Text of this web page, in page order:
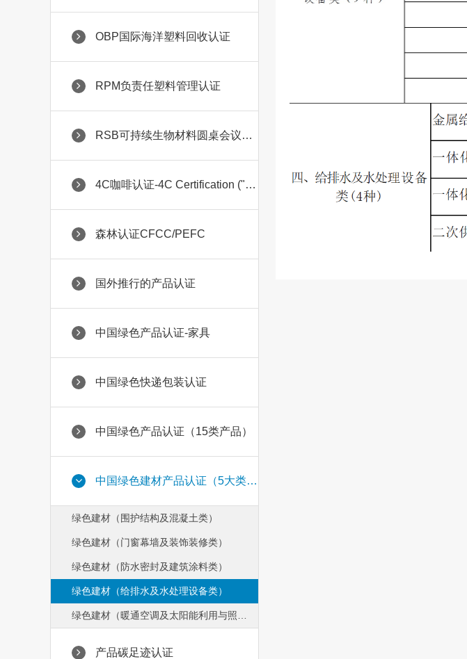
OBP国际海洋塑料回收认证
RPM负责任塑料管理认证
RSB可持续生物材料圆桌会议认证
4C咖啡认证-4C Certification ("Common Code for the Coff
森林认证CFCC/PEFC
国外推行的产品认证
中国绿色产品认证-家具
中国绿色快递包装认证
中国绿色产品认证（15类产品）
中国绿色建材产品认证（5大类69小类）
绿色建材（围护结构及混凝土类）
绿色建材（门窗幕墙及装饰装修类）
绿色建材（防水密封及建筑涂料类）
绿色建材（给排水及水处理设备类）
产品碳足迹认证